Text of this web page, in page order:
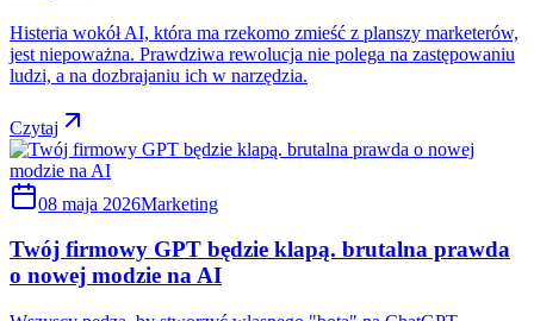
Histeria wokół AI, która ma rzekomo zmieść z planszy marketerów,
jest niepoważna. Prawdziwa rewolucja nie polega na zastępowaniu
ludzi, a na dozbrajaniu ich w narzędzia.
Czytaj
08 maja 2026Marketing
Twój firmowy GPT będzie klapą. brutalna prawda
o nowej modzie na AI